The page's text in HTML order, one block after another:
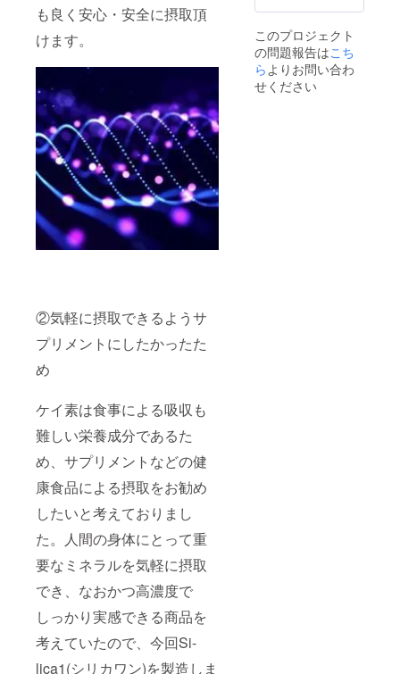
も良く安心・安全に摂取頂
けます。
②気軽に摂取できるようサ
プリメントにしたかったた
め
ケイ素は食事による吸収も
難しい栄養成分であるた
め、サプリメントなどの健
康食品による摂取をお勧め
したいと考えておりまし
た。人間の身体にとって重
要なミネラルを気軽に摂取
でき、なおかつ高濃度で
しっかり実感できる商品を
考えていたので、今回Si-
lica1(シリカワン)を製造しま
このプロジェクト
の問題報告はこち
ら よりお問い合わ
せください